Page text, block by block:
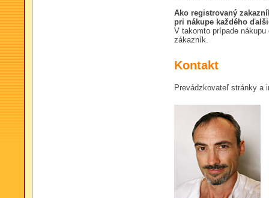
Ako registrovaný
pri nákupe každého
V takomto prípade
zákazník.
Kontakt
Prevádzkovateľ stránky a